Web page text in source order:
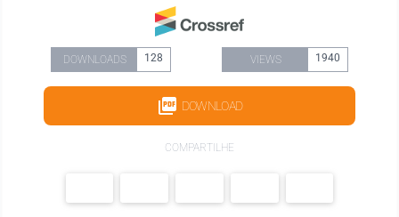
DOWNLOADS 128 VIEWS 1940
DOWNLOAD
COMPARTILHE